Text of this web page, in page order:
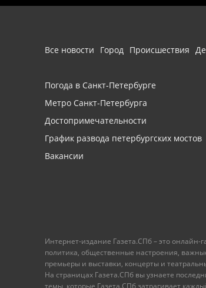
Все новости Город Происшествия
Погода в Санкт-Петербурге
Метро Санкт-Петербурга
Достопримечательности
График развода петербургских мостов
Вакансии
Интернет-издание Газета.СПб – это онлайн-
политика, общественные настроения,
премьеры и выставки, концерты и
На страницах Газета.СПб вы узнаете
темы, которые Газета.СПб затрагивает